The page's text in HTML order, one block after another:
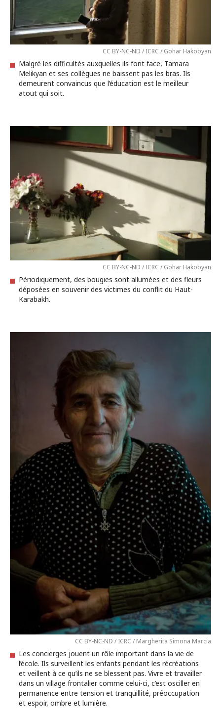
CC BY-NC-ND / ICRC / Gohar Hakobyan
Malgré les difficultés auxquelles ils font face, Tamara
Melikyan et ses collègues ne baissent pas les bras. Ils
demeurent convaincus que l’éducation est le meilleur
atout qui soit.
CC BY-NC-ND / ICRC / Gohar Hakobyan
Périodiquement, des bougies sont allumées et des fleurs
déposées en souvenir des victimes du conflit du Haut-
Karabakh.
CC BY-NC-ND / ICRC / Margherita Simona Marcia
Les concierges jouent un rôle important dans la vie de
l’école. Ils surveillent les enfants pendant les récréations
et veillent à ce qu’ils ne se blessent pas. Vivre et travailler
dans un village frontalier comme celui-ci, c’est osciller en
permanence entre tension et tranquillité, préoccupation
et espoir, ombre et lumière.